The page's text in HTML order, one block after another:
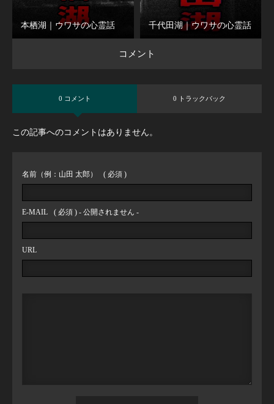
本栖湖｜ウワサの心霊話 千代田湖｜ウワサの心霊話
コメント
0 コメント 0 トラックバック
この記事へのコメントはありません。
名前（例：山田 太郎） ( 必須 )
E-MAIL ( 必須 ) - 公開されません -
URL